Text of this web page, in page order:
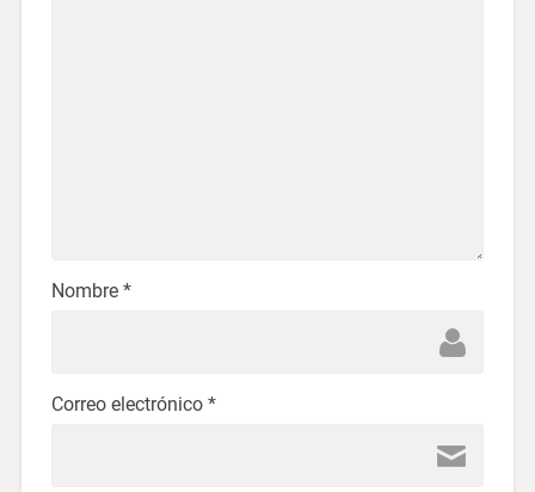
Nombre *
Correo electrónico *